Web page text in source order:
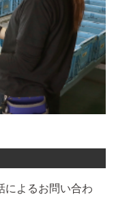
によるお問い合わ